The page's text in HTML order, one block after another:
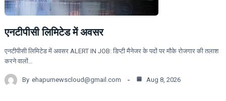
एनटीपीसी लिमिटेड में अवसर
एनटीपीसी लिमिटेड में अवसर ALERT IN JOB: डिप्टी मैनेजर के पदों पर मौके रोजगार की तलाश
करने वालों…
By ehapurnewscloud@gmail.com Aug 8, 2026